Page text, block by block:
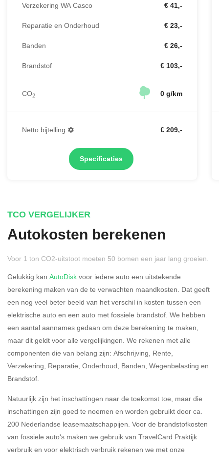
Verzekering WA Casco € 41,-
Reparatie en Onderhoud € 23,-
Banden € 26,-
Brandstof € 103,-
CO2 0 g/km
Netto bijtelling € 209,-
Specificaties
Rijdt u meer dan 500
kilometer privé?
Ja Nee
Belastingspercentage
37,07% (Belastbaar tot €
69.399,- )
Eigen bijdrage
TCO VERGELIJKER
Autokosten berekenen
Voor 1 ton CO2-uitstoot moeten 50 bomen een jaar lang groeien.
Gelukkig kan AutoDisk voor iedere auto een uitstekende
berekening maken van de te verwachten maandkosten. Dat geeft
een nog veel beter beeld van het verschil in kosten tussen een
elektrische auto en een auto met fossiele brandstof. We hebben
een aantal aannames gedaan om deze berekening te maken,
maar dit geldt voor alle vergelijkingen. We rekenen met alle
componenten die van belang zijn: Afschrijving, Rente,
Verzekering, Reparatie, Onderhoud, Banden, Wegenbelasting en
Brandstof.
Natuurlijk zijn het inschattingen naar de toekomst toe, maar die
inschattingen zijn goed te noemen en worden gebruikt door ca.
200 Nederlandse leasemaatschappijen. Voor de brandstofkosten
van fossiele auto's maken we gebruik van TravelCard Praktijk
verbruik en voor elektrisch verbruik rekenen we met onze